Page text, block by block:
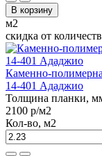
В корзину
м2
скидка от
Каменно-
14-401 Ададжио
Толщина планки,
2100 р/м2
Кол-во, м2